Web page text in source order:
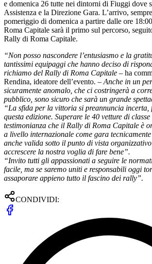
e domenica 26 tutte nei dintorni di Fiuggi dove
Assistenza e la Direzione Gara. L’arrivo,
pomeriggio di domenica a partire dalle ore
Roma Capitale sarà il primo sul percorso,
Rally di Roma Capitale.
“Non posso nascondere l’entusiasmo e la
tantissimi equipaggi che hanno deciso di
richiamo del Rally di Roma Capitale – ha
Rendina, ideatore dell’evento. – Anche in un
sicuramente anomalo, che ci costringerà a
pubblico, sono sicuro che sarà un grande
“La sfida per la vittoria si preannuncia incerta,
questa edizione. Superare le 40 vetture di
testimonianza che il Rally di Roma Capitale è
a livello internazionale come gara
anche valida sotto il punto di vista
accrescere la nostra voglia di fare bene”.
“Invito tutti gli appassionati a seguire le
facile, ma se saremo uniti e responsabili oggi
assaporare appieno tutto il fascino dei rally”.
CONDIVIDI: